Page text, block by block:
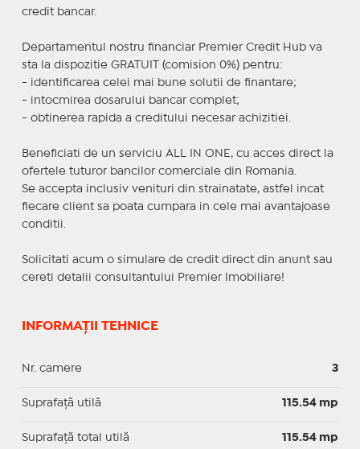
credit bancar.
Departamentul nostru financiar Premier Credit Hub va
sta la dispozitie GRATUIT (comision 0%) pentru:
- identificarea celei mai bune solutii de finantare;
- intocmirea dosarului bancar complet;
- obtinerea rapida a creditului necesar achizitiei.
Beneficiati de un serviciu ALL IN ONE, cu acces direct la
ofertele tuturor bancilor comerciale din Romania.
Se accepta inclusiv venituri din strainatate, astfel incat
fiecare client sa poata cumpara in cele mai avantajoase
conditii.
Solicitati acum o simulare de credit direct din anunt sau
cereti detalii consultantului Premier Imobiliare!
INFORMAȚII TEHNICE
Nr. camere 3
Suprafaţă utilă 115.54 mp
Suprafaţă total utilă 115.54 mp